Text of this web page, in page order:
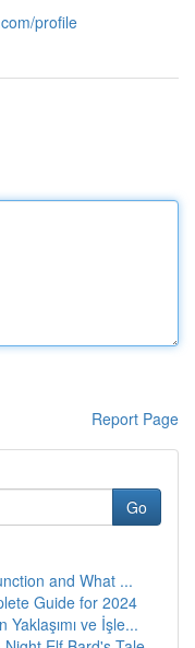
profile
Report Page
Go
and What ...
Guide for 2024
Yaklaşımı ve İşle...